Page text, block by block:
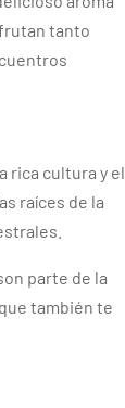
tanto
rica cultura y el
raíces de la
parte de la
también te